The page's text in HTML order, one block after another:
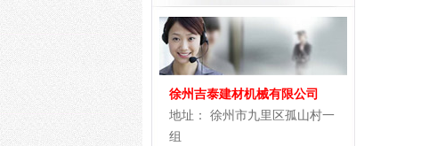
徐州吉泰建材机械有限公司
地址： 徐州市九里区孤山村一
组